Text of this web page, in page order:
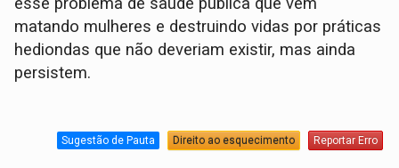
matando mulheres e destruindo vidas por práticas
hediondas que não deveriam existir, mas ainda
persistem.
Sugestão de Pauta Direito ao esquecimento Reportar Erro